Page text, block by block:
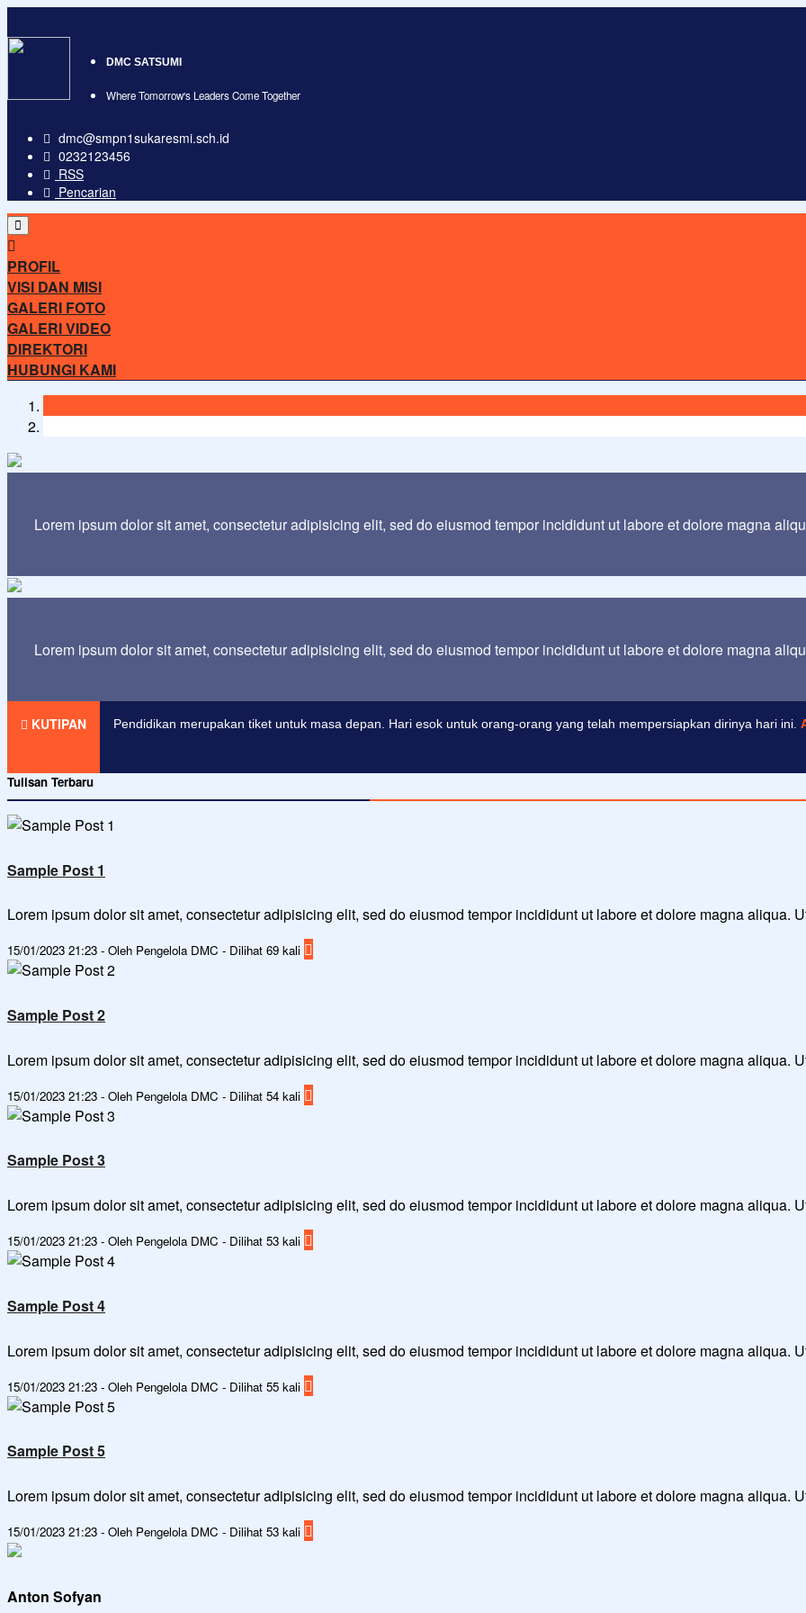
DMC SATSUMI
Where Tomorrow's Leaders Come Together
dmc@smpn1sukaresmi.sch.id
0232123456
RSS
Pencarian
PROFIL
VISI DAN MISI
GALERI FOTO
GALERI VIDEO
DIREKTORI
HUBUNGI KAMI
Lorem ipsum dolor sit amet, consectetur adipisicing elit, sed do eiusmod tempor incididunt ut labore et dolore magna
Lorem ipsum dolor sit amet, consectetur adipisicing elit, sed do eiusmod tempor incididunt ut labore et dolore magna
KUTIPAN
Pendidikan merupakan tiket untuk masa depan. Hari esok untuk orang-orang yang telah mempersiapkan dirinya hari ini.
Tulisan Terbaru
Sample Post 1
Lorem ipsum dolor sit amet, consectetur adipisicing elit, sed do eiusmod tempor incididunt ut labore et dolore magna aliqua.
15/01/2023 21:23 - Oleh Pengelola DMC - Dilihat 69 kali
Sample Post 2
Lorem ipsum dolor sit amet, consectetur adipisicing elit, sed do eiusmod tempor incididunt ut labore et dolore magna aliqua.
15/01/2023 21:23 - Oleh Pengelola DMC - Dilihat 54 kali
Sample Post 3
Lorem ipsum dolor sit amet, consectetur adipisicing elit, sed do eiusmod tempor incididunt ut labore et dolore magna aliqua.
15/01/2023 21:23 - Oleh Pengelola DMC - Dilihat 53 kali
Sample Post 4
Lorem ipsum dolor sit amet, consectetur adipisicing elit, sed do eiusmod tempor incididunt ut labore et dolore magna aliqua.
15/01/2023 21:23 - Oleh Pengelola DMC - Dilihat 55 kali
Sample Post 5
Lorem ipsum dolor sit amet, consectetur adipisicing elit, sed do eiusmod tempor incididunt ut labore et dolore magna aliqua.
15/01/2023 21:23 - Oleh Pengelola DMC - Dilihat 53 kali
Anton Sofyan